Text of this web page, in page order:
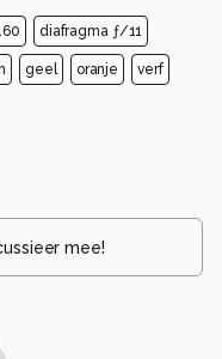
diafragma ƒ/11
geel oranje verf
mee!